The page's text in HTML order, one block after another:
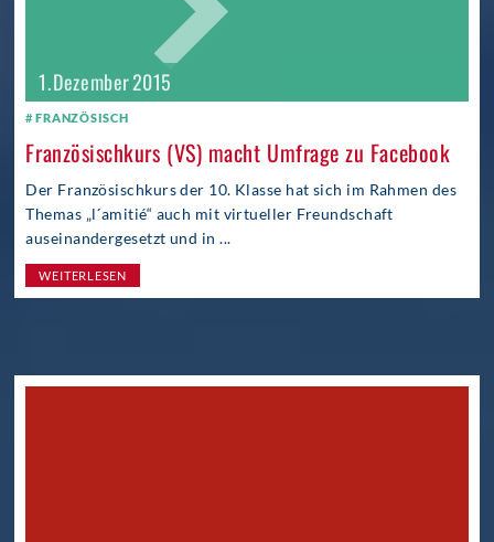
1. Dezember 2015
FRANZÖSISCH
Französischkurs (VS) macht Umfrage zu Facebook
Der Französischkurs der 10. Klasse hat sich im Rahmen des
Themas „l´amitié“ auch mit virtueller Freundschaft
auseinandergesetzt und in ...
WEITERLESEN